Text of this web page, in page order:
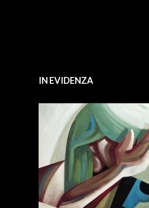
IN EVIDENZA